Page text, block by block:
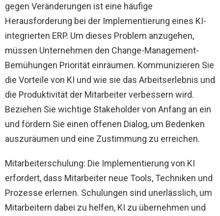
gegen Veränderungen ist eine häufige
Herausforderung bei der Implementierung eines KI-
integrierten ERP. Um dieses Problem anzugehen,
müssen Unternehmen den Change-Management-
Bemühungen Priorität einräumen. Kommunizieren Sie
die Vorteile von KI und wie sie das Arbeitserlebnis und
die Produktivität der Mitarbeiter verbessern wird.
Beziehen Sie wichtige Stakeholder von Anfang an ein
und fördern Sie einen offenen Dialog, um Bedenken
auszuräumen und eine Zustimmung zu erreichen.
Mitarbeiterschulung: Die Implementierung von KI
erfordert, dass Mitarbeiter neue Tools, Techniken und
Prozesse erlernen. Schulungen sind unerlässlich, um
Mitarbeitern dabei zu helfen, KI zu übernehmen und